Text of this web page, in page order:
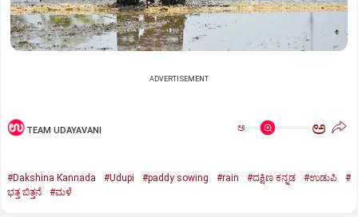
ADVERTISEMENT
TEAM UDAYAVANI ಅ ಅ
#Dakshina Kannada #Udupi #paddy sowing #rain #ದಕ್ಷಿಣ ಕನ್ನಡ #ಉಡುಪಿ
#
ಭತ್ತ ಬಿತ್ತನೆ
#ಮಳೆ